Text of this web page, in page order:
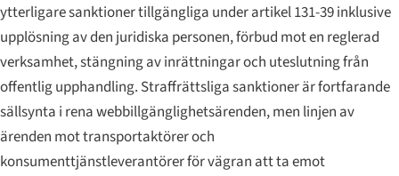
ytterligare sanktioner tillgängliga under artikel 131-39 inklusive
upplösning av den juridiska personen, förbud mot en reglerad
verksamhet, stängning av inrättningar och uteslutning från
offentlig upphandling. Straffrättsliga sanktioner är fortfarande
sällsynta i rena webbillgänglighetsärenden, men linjen av
ärenden mot transportaktörer och
konsumenttjänstleverantörer för vägran att ta emot